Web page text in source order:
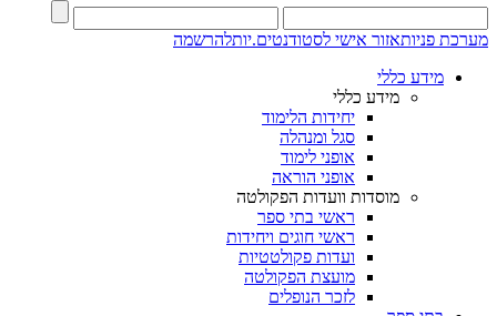
מערכת פניותאזור אישי לסטודנטים.יותלהרשמה
מידע כללי
מידע כללי
יחידות הלימוד
סגל ומנהלה
אופני לימוד
אופני הוראה
מוסדות וועדות הפקולטה
ראשי בתי ספר
ראשי חוגים ויחידות
ועדות פקולטטיות
מועצת הפקולטה
לזכר הנופלים